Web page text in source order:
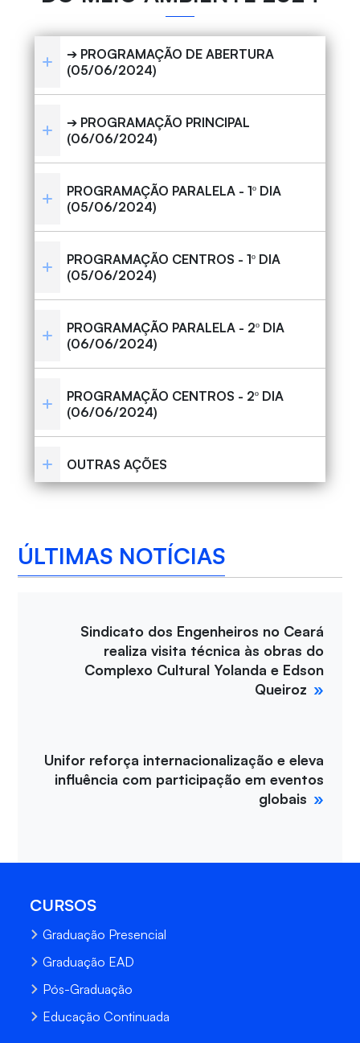
➔ PROGRAMAÇÃO DE ABERTURA
(05/06/2024)
➔ PROGRAMAÇÃO PRINCIPAL
(06/06/2024)
PROGRAMAÇÃO PARALELA - 1º DIA
(05/06/2024)
PROGRAMAÇÃO CENTROS - 1º DIA
(05/06/2024)
PROGRAMAÇÃO PARALELA - 2º DIA
(06/06/2024)
PROGRAMAÇÃO CENTROS - 2º DIA
(06/06/2024)
OUTRAS AÇÕES
ÚLTIMAS NOTÍCIAS
Sindicato dos Engenheiros no Ceará
realiza visita técnica às obras do
Complexo Cultural Yolanda e Edson
Queiroz
Unifor reforça internacionalização e eleva
influência com participação em eventos
globais
CURSOS
Graduação Presencial
Graduação EAD
Pós-Graduação
Educação Continuada